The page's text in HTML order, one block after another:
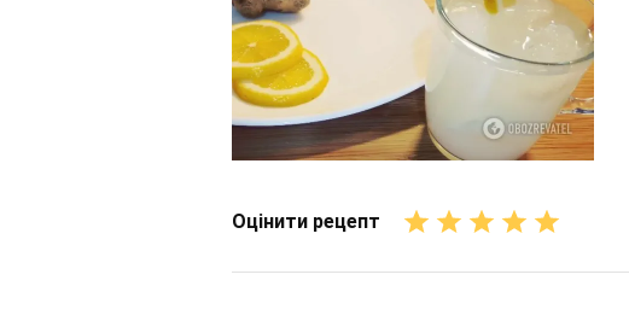
Оцінити рецепт